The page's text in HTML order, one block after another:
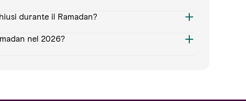
durante il Ramadan?
nel 2026?